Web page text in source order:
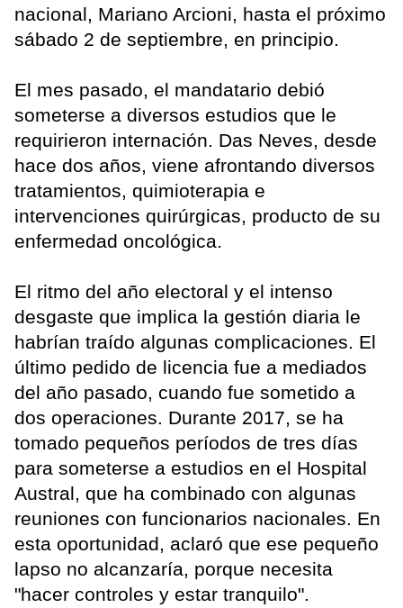
nacional, Mariano Arcioni, hasta el próximo
sábado 2 de septiembre, en principio.
El mes pasado, el mandatario debió
someterse a diversos estudios que le
requirieron internación. Das Neves, desde
hace dos años, viene afrontando diversos
tratamientos, quimioterapia e
intervenciones quirúrgicas, producto de su
enfermedad oncológica.
El ritmo del año electoral y el intenso
desgaste que implica la gestión diaria le
habrían traído algunas complicaciones. El
último pedido de licencia fue a mediados
del año pasado, cuando fue sometido a
dos operaciones. Durante 2017, se ha
tomado pequeños períodos de tres días
para someterse a estudios en el Hospital
Austral, que ha combinado con algunas
reuniones con funcionarios nacionales. En
esta oportunidad, aclaró que ese pequeño
lapso no alcanzaría, porque necesita
"hacer controles y estar tranquilo".